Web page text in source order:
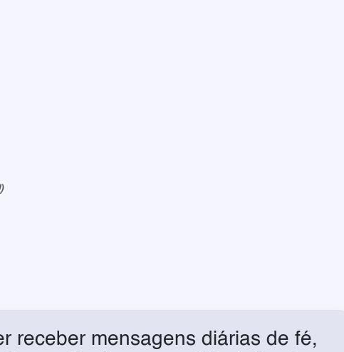
receber mensagens diárias de fé,